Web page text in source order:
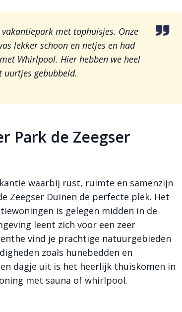
met tophuisjes. Onze
lekker schoon en netjes en had
Whirlpool. Hier hebben we heel
uurtjes gebubbeld.
Park de Zeegser
waarbij rust, ruimte en samenzijn
Zeegser Duinen de perfecte plek. Het
is gelegen midden in de
leent zich voor een zeer
vind je prachtige natuurgebieden
zoals hunebedden en
dagje uit is het heerlijk thuiskomen in
met sauna of whirlpool.